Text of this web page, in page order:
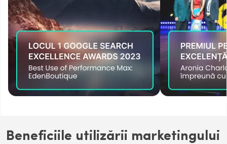
Beneficiile utilizării marketingului